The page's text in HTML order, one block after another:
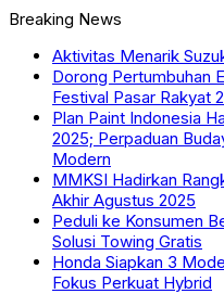
Breaking News
Aktivitas Menarik
Dorong Pertumbuhan
Festival Pasar Rakyat
Plan Paint Indonesia
2025; Perpaduan
Modern
MMKSI Hadirkan
Akhir Agustus 2025
Peduli ke Konsumen
Solusi Towing Gratis
Honda Siapkan 3
Fokus Perkuat Hybrid